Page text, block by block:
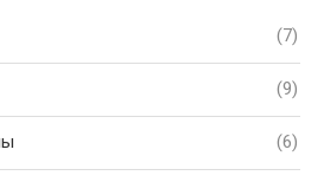
(7)
(9)
(6)